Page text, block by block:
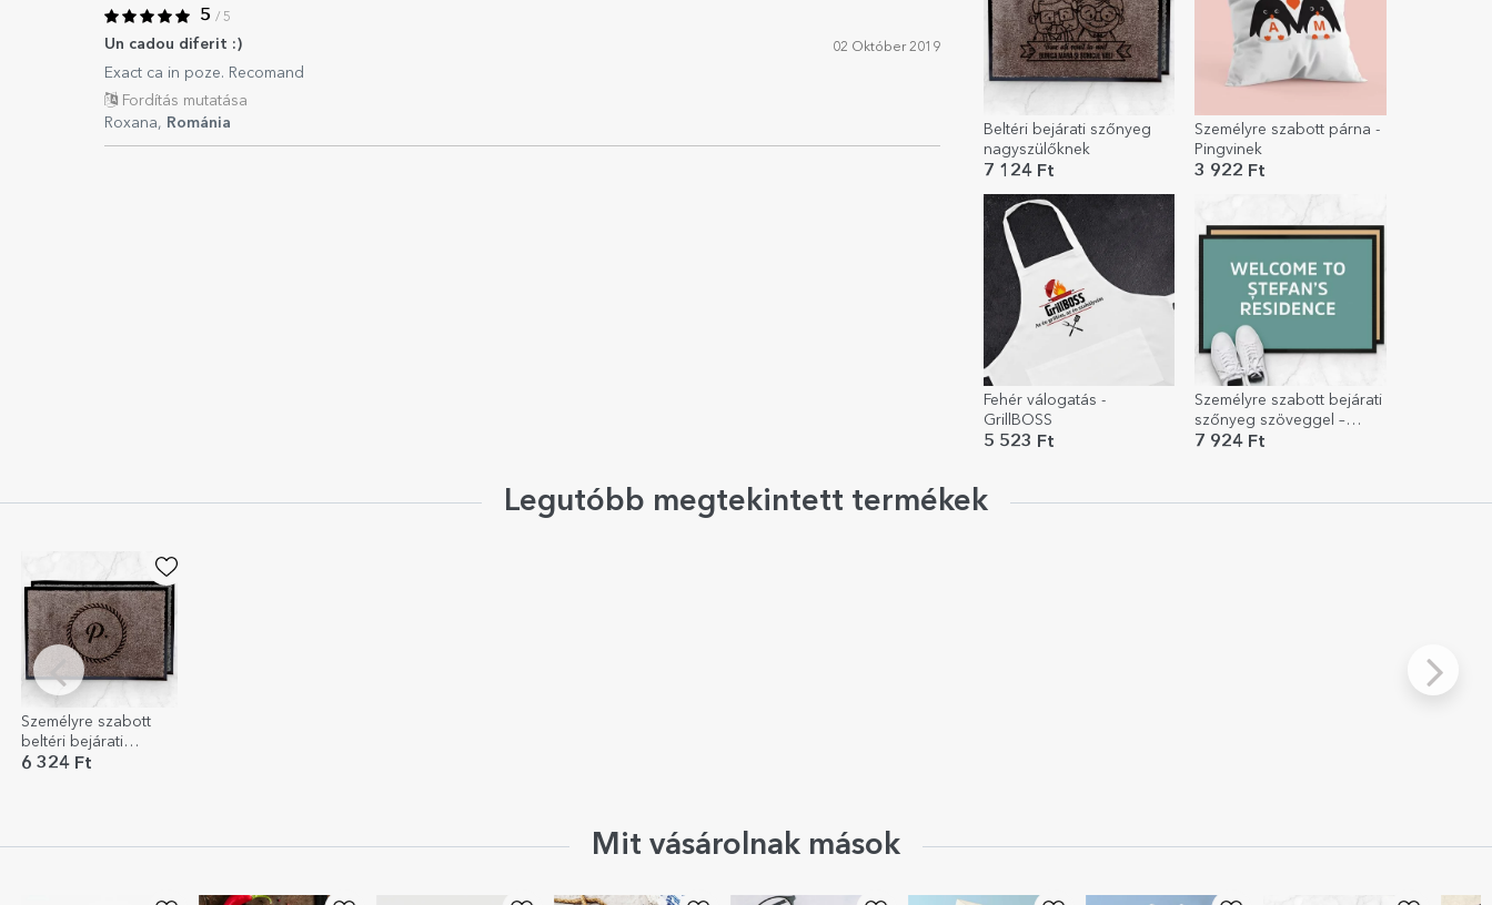
Beltéri bejárati szőnyeg
nagyszülőknek
7 124 Ft
Személyre szabott párna -
Pingvinek
3 922 Ft
Fehér válogatás -
GrillBOSS
5 523 Ft
Személyre szabott bejárati
szőnyeg szöveggel –
Üdvözöljük az én
7 924 Ft
5 / 5
Un cadou diferit :) 02 Október 2019
Exact ca in poze. Recomand
Fordítás mutatása
Roxana, Románia
Legutóbb megtekintett termékek
Személyre szabott
beltéri bejárati
szőnyeg - Kezdőbetű
6 324 Ft
Mit vásárolnak mások